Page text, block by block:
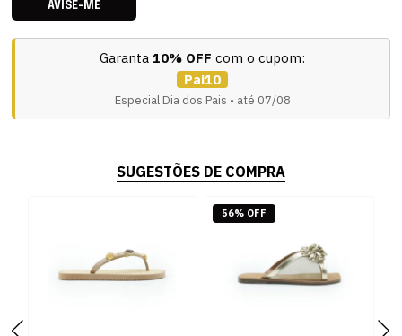
AVISE-ME
Garanta 10% OFF com o cupom:
Pai10
Especial Dia dos Pais • até 07/08
SUGESTÕES DE COMPRA
56% OFF